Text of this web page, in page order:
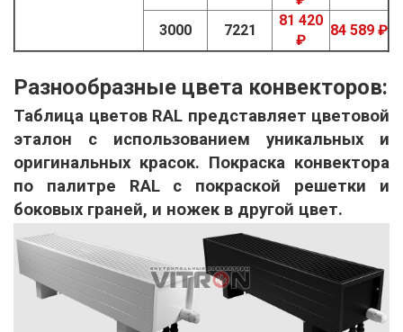
3000 7221
81 420
₽
84 589 ₽
Разнообразные цвета конвекторов:
Таблица цветов RAL представляет цветовой
эталон с использованием уникальных и
оригинальных красок. Покраска конвектора
по палитре RAL с покраской решетки и
боковых граней, и ножек в другой цвет.